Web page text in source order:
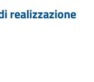
realizzazione